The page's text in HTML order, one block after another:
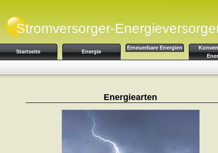
Stromversorger-
Startseite Energie
Erneuerbare Energien
Energiearten